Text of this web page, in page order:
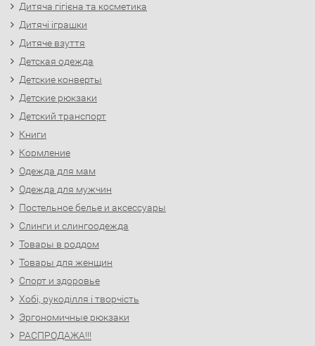
Дитяча гігієна та косметика
Дитячі іграшки
Дитяче взуття
Детская одежда
Детские конверты
Детские рюкзаки
Детский транспорт
Книги
Кормление
Одежда для мам
Одежда для мужчин
Постельное белье и аксессуары
Слинги и слингоодежда
Товары в роддом
Товары для женщин
Спорт и здоровье
Хобі, рукоділля і творчість
Эргономичные рюкзаки
РАСПРОДАЖА!!!